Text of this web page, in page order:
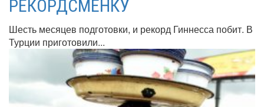
РЕКОРДСМЕНКУ
Шесть месяцев подготовки, и рекорд Гиннесса побит. В
Турции приготовили...